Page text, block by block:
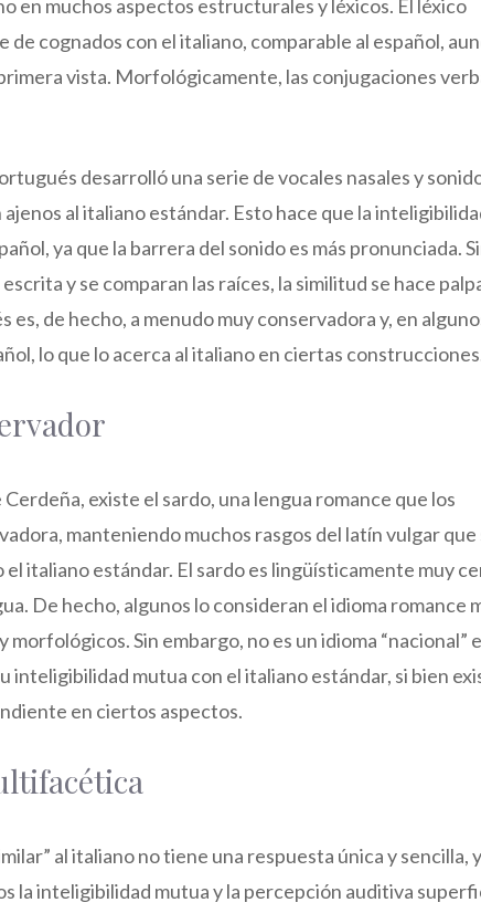
en muchos aspectos estructurales y léxicos. El léxico
cognados con el italiano, comparable al español,
vista. Morfológicamente, las conjugaciones
desarrolló una serie de vocales nasales y
al italiano estándar. Esto hace que la
ya que la barrera del sonido es más pronunciada.
y se comparan las raíces, la similitud se hace
de hecho, a menudo muy conservadora y, en
lo que lo acerca al italiano en ciertas
existe el sardo, una lengua romance que los
manteniendo muchos rasgos del latín vulgar que
italiano estándar. El sardo es lingüísticamente muy
De hecho, algunos lo consideran el idioma romance
Sin embargo, no es un idioma “nacional”
inteligibilidad mutua con el italiano estándar, si bien
en ciertos aspectos.
al italiano no tiene una respuesta única y sencilla,
la inteligibilidad mutua y la percepción auditiva